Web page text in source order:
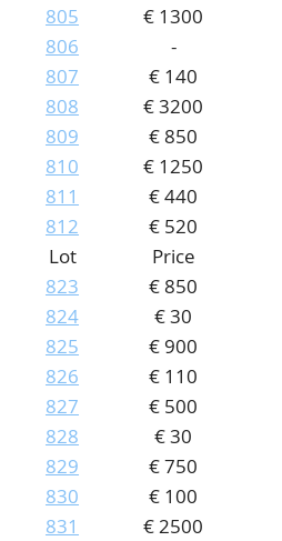
805
€ 1300
806
-
807
€ 140
808
€ 3200
809
€ 850
810
€ 1250
811
€ 440
812
€ 520
Lot
Price
823
€ 850
824
€ 30
825
€ 900
826
€ 110
827
€ 500
828
€ 30
829
€ 750
830
€ 100
831
€ 2500